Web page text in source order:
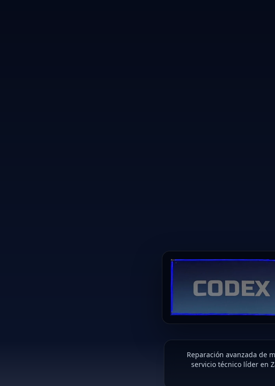
Reparación avanzada de
servicio técnico líder en